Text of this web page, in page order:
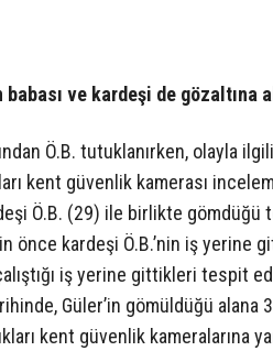
babası ve kardeşi de gözaltına
Ö.B. tutuklanırken, olayla
kent güvenlik kamerası
Ö.B. (29) ile birlikte
önce kardeşi Ö.B.’nin iş
iş yerine gittikleri tespit
Güler’in gömüldüğü alana
kent güvenlik kameralarına